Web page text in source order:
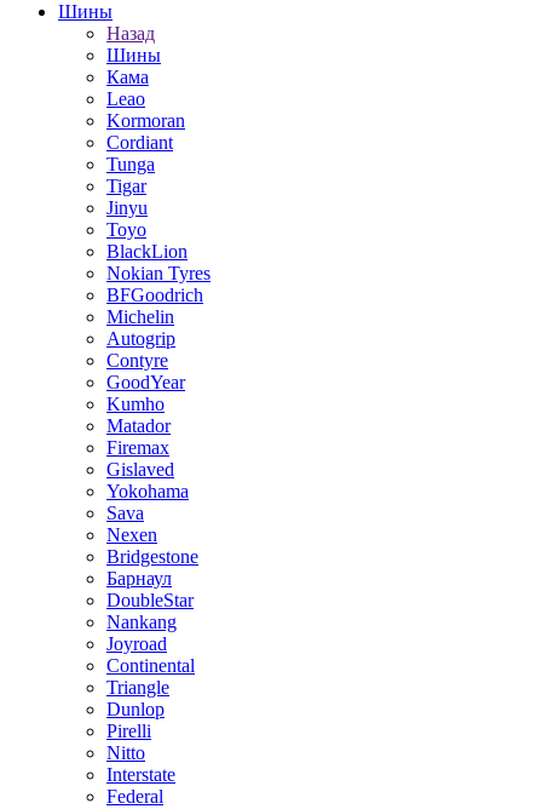
Шины
Назад
Шины
Кама
Leao
Kormoran
Cordiant
Tunga
Tigar
Jinyu
Toyo
BlackLion
Nokian Tyres
BFGoodrich
Michelin
Autogrip
Contyre
GoodYear
Kumho
Matador
Firemax
Gislaved
Yokohama
Sava
Nexen
Bridgestone
Барнаул
DoubleStar
Nankang
Joyroad
Continental
Triangle
Dunlop
Pirelli
Nitto
Interstate
Federal